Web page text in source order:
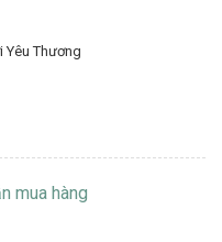
Yêu Thương
mua hàng